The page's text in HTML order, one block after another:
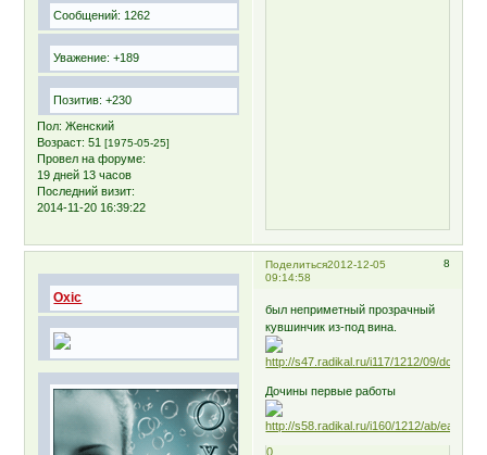
Сообщений: 1262
Уважение: +189
Позитив: +230
Пол: Женский
Возраст: 51[1975-05-25]
Провел на форуме:
19 дней 13 часов
Последний визит:
2014-11-20 16:39:22
Поделиться 8
2012-12-05
09:14:58
Oxic
был неприметный прозрачный
кувшинчик из-под вина.
Дочины первые работы
0